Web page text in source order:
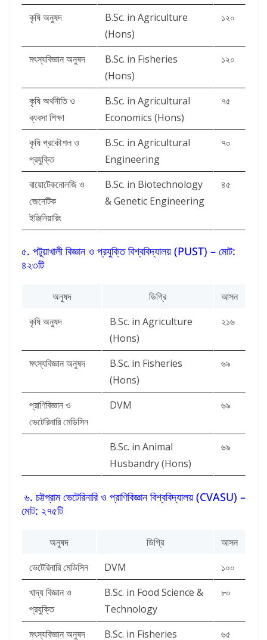
কৃষি অনুষদ
B.Sc. in Agriculture
(Hons)
১২০
মৎস্যবিজ্ঞান অনুষদ
B.Sc. in Fisheries
(Hons)
১২০
কৃষি অর্থনীতি ও
ব্যবসা শিক্ষা
B.Sc. in Agricultural
Economics (Hons)
৭৫
কৃষি প্রকৌশল ও
প্রযুক্তি
B.Sc. in Agricultural
Engineering
৭০
বায়োটেকনোলজি ও
জেনেটিক
ইঞ্জিনিয়ারিং
B.Sc. in Biotechnology
& Genetic Engineering
৪৫
৫. পটুয়াখালী বিজ্ঞান ও প্রযুক্তি বিশ্ববিদ্যালয় (PUST) – মোট:
৪২৩টি
অনুষদ ডিগ্রি
আসন
কৃষি অনুষদ
B.Sc. in Agriculture
(Hons)
২১৬
মৎস্যবিজ্ঞান অনুষদ
B.Sc. in Fisheries
(Hons)
৬৯
প্রাণিবিজ্ঞান ও
ভেটেরিনারি মেডিসিন
DVM ৬৯
B.Sc. in Animal
Husbandry (Hons)
৬৯
৬. চট্টগ্রাম ভেটেরিনারি ও প্রাণিবিজ্ঞান বিশ্ববিদ্যালয় (CVASU) –
মোট: ২৭৫টি
অনুষদ ডিগ্রি
আসন
ভেটেরিনারি মেডিসিন
DVM
১০০
খাদ্য বিজ্ঞান ও
প্রযুক্তি
B.Sc. in Food Science &
Technology
৮০
মৎস্যবিজ্ঞান অনুষদ B.Sc. in Fisheries ৬৫